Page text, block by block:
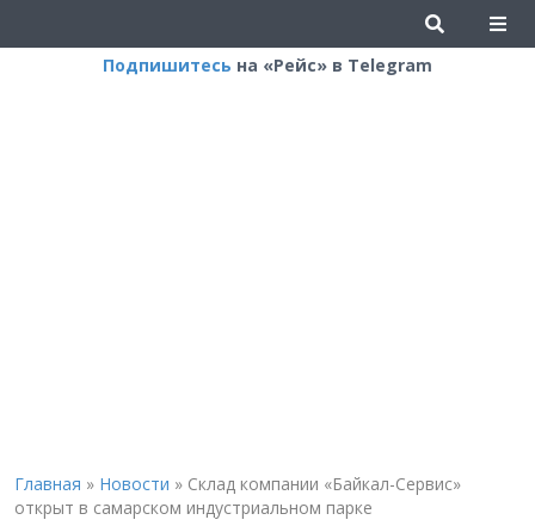
Подпишитесь на «Рейс» в Telegram
Главная » Новости » Склад компании «Байкал-Сервис»
открыт в самарском индустриальном парке